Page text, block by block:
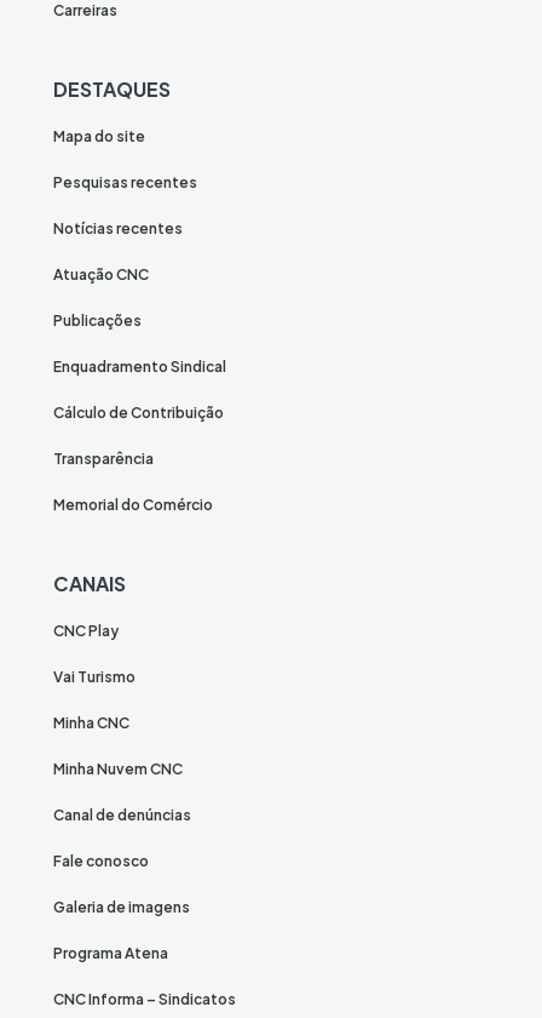
Carreiras
DESTAQUES
Mapa do site
Pesquisas recentes
Notícias recentes
Atuação CNC
Publicações
Enquadramento Sindical
Cálculo de Contribuição
Transparência
Memorial do Comércio
CANAIS
CNC Play
Vai Turismo
Minha CNC
Minha Nuvem CNC
Canal de denúncias
Fale conosco
Galeria de imagens
Programa Atena
CNC Informa – Sindicatos